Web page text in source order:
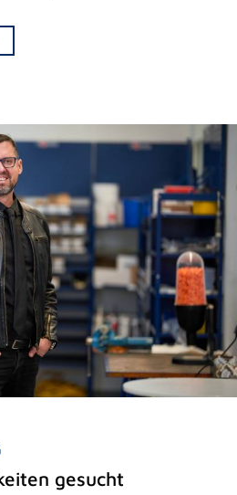
gesucht